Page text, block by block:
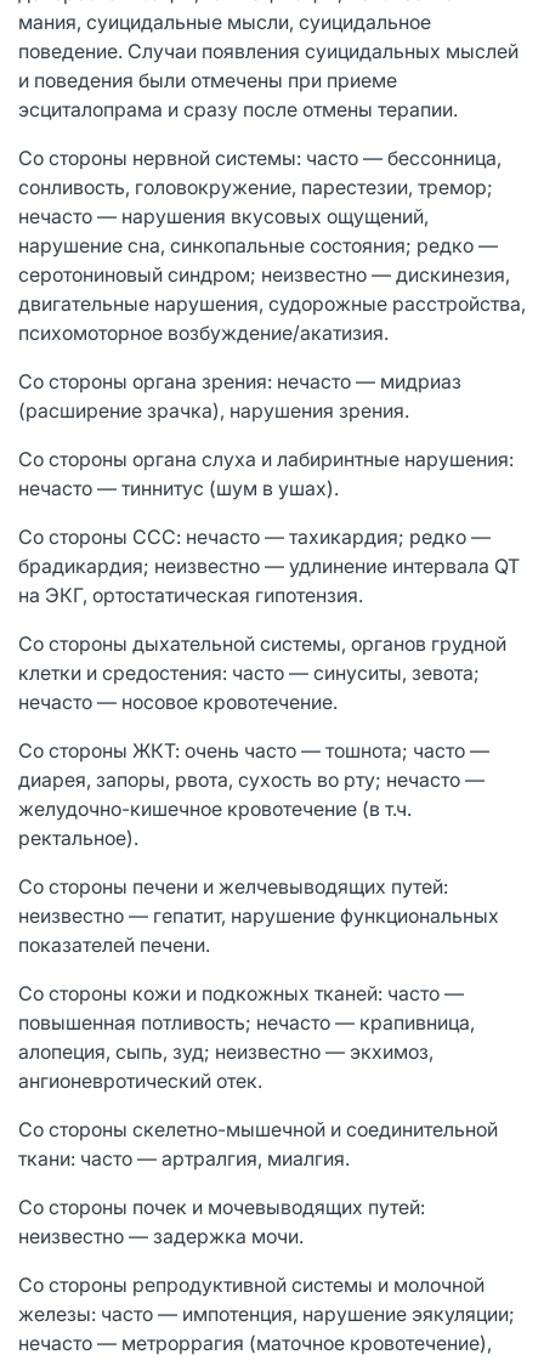
мания, суицидальные мысли, суицидальное
поведение. Случаи появления суицидальных мыслей
и поведения были отмечены при приеме
эсциталопрама и сразу после отмены терапии.
Со стороны нервной системы: часто — бессонница,
сонливость, головокружение, парестезии, тремор;
нечасто — нарушения вкусовых ощущений,
нарушение сна, синкопальные состояния; редко —
серотониновый синдром; неизвестно — дискинезия,
двигательные нарушения, судорожные расстройства,
психомоторное возбуждение/акатизия.
Со стороны органа зрения: нечасто — мидриаз
(расширение зрачка), нарушения зрения.
Со стороны органа слуха и лабиринтные нарушения:
нечасто — тиннитус (шум в ушах).
Со стороны ССС: нечасто — тахикардия; редко —
брадикардия; неизвестно — удлинение интервала QT
на ЭКГ, ортостатическая гипотензия.
Со стороны дыхательной системы, органов грудной
клетки и средостения: часто — синуситы, зевота;
нечасто — носовое кровотечение.
Со стороны ЖКТ: очень часто — тошнота; часто —
диарея, запоры, рвота, сухость во рту; нечасто —
желудочно-кишечное кровотечение (в т.ч.
ректальное).
Со стороны печени и желчевыводящих путей:
неизвестно — гепатит, нарушение функциональных
показателей печени.
Со стороны кожи и подкожных тканей: часто —
повышенная потливость; нечасто — крапивница,
алопеция, сыпь, зуд; неизвестно — экхимоз,
ангионевротический отек.
Со стороны скелетно-мышечной и соединительной
ткани: часто — артралгия, миалгия.
Со стороны почек и мочевыводящих путей:
неизвестно — задержка мочи.
Со стороны репродуктивной системы и молочной
железы: часто — импотенция, нарушение эякуляции;
нечасто — метроррагия (маточное кровотечение),